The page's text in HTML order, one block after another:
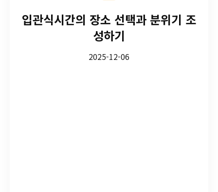
입관식시간의 장소 선택과 분위기 조
성하기
2025-12-06